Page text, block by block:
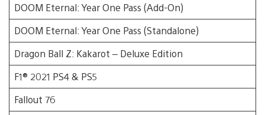
DOOM Eternal: Year One Pass (Add-On)
DOOM Eternal: Year One Pass (Standalone)
Dragon Ball Z: Kakarot – Deluxe Edition
F1® 2021 PS4 & PS5
Fallout 76